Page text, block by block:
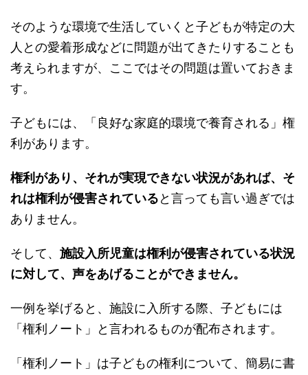
そのような環境で生活していくと子どもが特定の大
人との愛着形成などに問題が出てきたりすることも
考えられますが、ここではその問題は置いておきま
す。
子どもには、「良好な家庭的環境で養育される」権
利があります。
権利があり、それが実現できない状況があれば、そ
れは権利が侵害されていると言っても言い過ぎでは
ありません。
そして、 施設入所児童は権利が侵害されている状況
に対して、声をあげることができません。
一例を挙げると、施設に入所する際、子どもには
「権利ノート」と言われるものが配布されます。
「権利ノート」は子どもの権利について、簡易に書